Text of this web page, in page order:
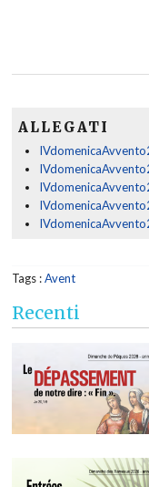
ALLEGATI
Tags :Avent
Recenti